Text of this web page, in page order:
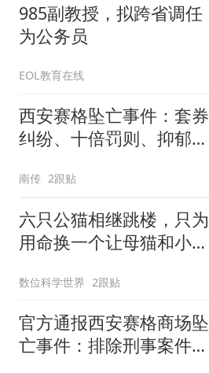
985副教授，拟跨省调任
为公务员
EOL教育在线
西安赛格坠亡事件：套券
纠纷、十倍罚则、抑郁症
南传 2跟贴
六只公猫相继跳楼，只为
用命换一个让母猫和小猫
数位科学世界 2跟贴
官方通报西安赛格商场坠
亡事件：排除刑事案件，